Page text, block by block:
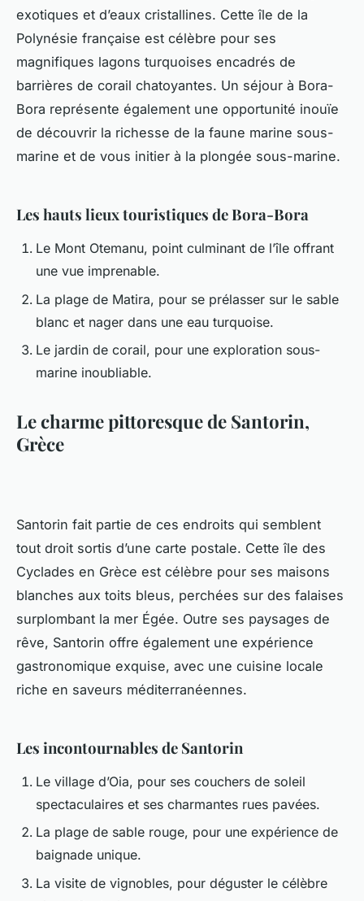
exotiques et d’eaux cristallines. Cette île de la
Polynésie française est célèbre pour ses
magnifiques lagons turquoises encadrés de
barrières de corail chatoyantes. Un séjour à Bora-
Bora représente également une opportunité inouïe
de découvrir la richesse de la faune marine sous-
marine et de vous initier à la plongée sous-marine.
Les hauts lieux touristiques de Bora-Bora
Le Mont Otemanu, point culminant de l’île offrant
une vue imprenable.
La plage de Matira, pour se prélasser sur le sable
blanc et nager dans une eau turquoise.
Le jardin de corail, pour une exploration sous-
marine inoubliable.
Le charme pittoresque de Santorin,
Grèce
Santorin fait partie de ces endroits qui semblent
tout droit sortis d’une carte postale. Cette île des
Cyclades en Grèce est célèbre pour ses maisons
blanches aux toits bleus, perchées sur des falaises
surplombant la mer Égée. Outre ses paysages de
rêve, Santorin offre également une expérience
gastronomique exquise, avec une cuisine locale
riche en saveurs méditerranéennes.
Les incontournables de Santorin
Le village d’Oia, pour ses couchers de soleil
spectaculaires et ses charmantes rues pavées.
La plage de sable rouge, pour une expérience de
baignade unique.
La visite de vignobles, pour déguster le célèbre